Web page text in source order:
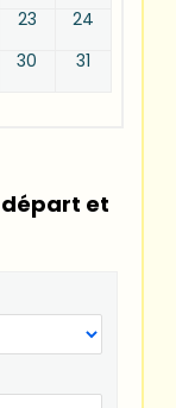
23
24
30 31
départ et